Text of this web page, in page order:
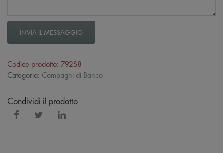
INVIA IL MESSAGGIO
Codice prodotto: 792S8
Categoria: Compagni di Banco
Condividi il prodotto